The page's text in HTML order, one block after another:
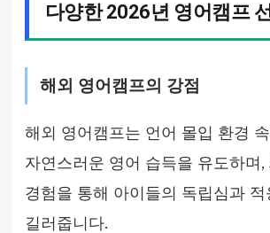
다양한 2026년 영어캠프
해외 영어캠프의 강점
해외 영어캠프는 언어 몰입 환경 속
자연스러운 영어 습득을 유도하며,
경험을 통해 아이들의 독립심과 적
길러줍니다.